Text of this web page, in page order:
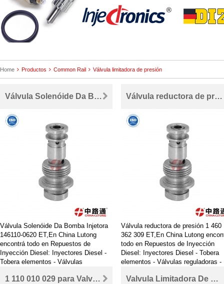
Home Productos Common Rail Válvula limitadora de presión
Válvula Solenóide Da Bomba Injetora 146110-0620
Válvula Solenóide Da Bomba Injetora
146110-0620 ET,En China Lutong
encontrá todo en Repuestos de
Inyección Diesel: Inyectores Diesel -
Tobera elementos - Válvulas
Cabezales
Válvula reductora de presión 1 460 362 309
Válvula reductora de presión 1 460
362 309 ET,En China Lutong
todo en Repuestos de Inyección
Diesel: Inyectores Diesel - Tobera
elementos - Válvulas reguladoras -
1 110 010 029 para Valvula Reguladora De Pressao Bosch Valvula Limitadora De Presion Kia Sorento 1 110 010 032